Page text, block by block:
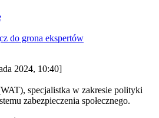
do grona ekspertów
2024, 10:40]
specjalistka w zakresie polityki
zabezpieczenia społecznego.